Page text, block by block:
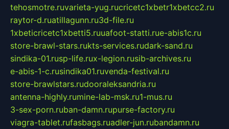
tehosmotre.ruvarieta-yug.rucricetc1xbetr1xbetcc2.ru
raytor-d.ruatillagunn.ru3d-file.ru
1xbeticricetc1xbetti5.ruuafoot-statti.rue-abis1c.ru
store-brawl-stars.rukts-services.rudark-sand.ru
sindika-01.rusp-life.rux-legion.rusib-archives.ru
e-abis-1-c.rusindika01.ruvenda-festival.ru
store-brawlstars.rudooraleksandria.ru
antenna-highly.rumine-lab-msk.ru1-mus.ru
3-sex-porn.ruban-damn.rupurse-factory.ru
viagra-tablet.rufasbags.ruadler-jun.rubandamn.ru